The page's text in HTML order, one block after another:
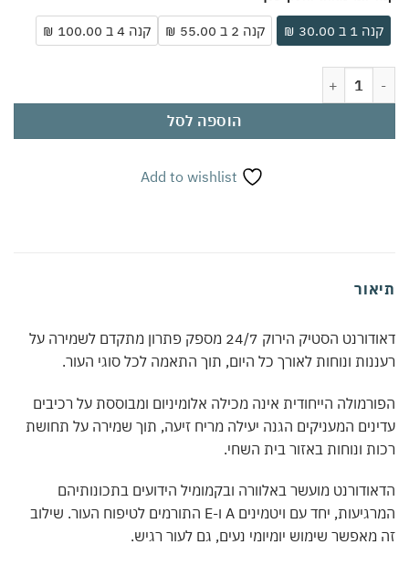
קנה 2 ב 55.00 ₪ קנה 4 ב 100.00 ₪
סטיק ירוק 24/7 יוניסקס 80 מ"ל | הגנה לאורך זמן מריח זיעה | ללא אלומיניום | שקוף ולא מכתים | מתאים לעור רגיש
הוספה לסל
Add to wishlist
דאודורנט הסטיק הירוק 24/7 מספק פתרון מתקדם לשמירה על
ונוחות לאורך כל היום, תוך התאמה לכל סוגי העור.
הייחודית אינה מכילה אלומיניום ומבוססת על רכיבים
המעניקים הגנה יעילה מריח זיעה, תוך שמירה על תחושת
ונוחות באזור בית השחי.
מועשר באלוורה ובקמומיל הידועים בתכונותיהם
המרגיעות, יחד עם ויטמינים A ו-E התורמים לטיפוח העור. שילוב
שימוש יומיומי נעים, גם לעור רגיש.